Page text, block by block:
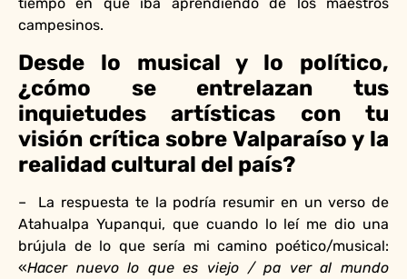
campesinos.
Desde lo musical y lo político,
¿cómo se entrelazan tus
inquietudes artísticas con tu
visión crítica sobre Valparaíso y la
realidad cultural del país?
– La respuesta te la podría resumir en un verso de
Atahualpa Yupanqui, que cuando lo leí me dio una
brújula de lo que sería mi camino poético/musical:
«Hacer nuevo lo que es viejo / pa ver al mundo